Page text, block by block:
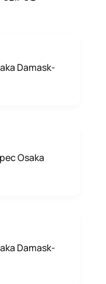
Damask-
Osaka
Damask-